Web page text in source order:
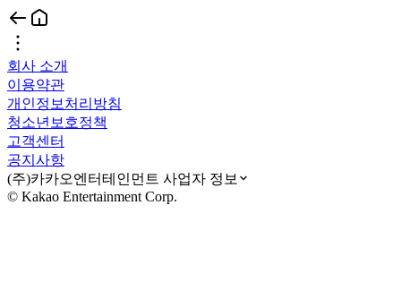
회사 소개
이용약관
개인정보처리방침
청소년보호정책
고객센터
공지사항
(주)카카오엔터테인먼트 사업자 정보
© Kakao Entertainment Corp.